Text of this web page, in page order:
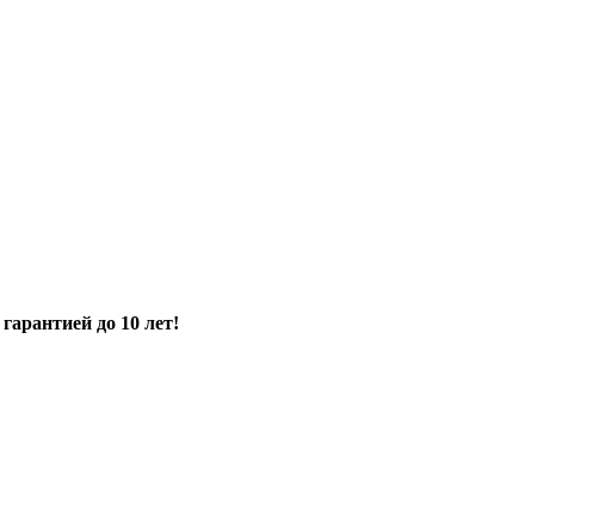
гарантией до 10 лет!